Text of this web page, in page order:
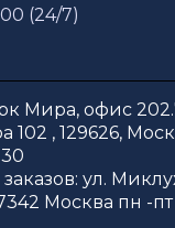
(24/7)
Мира, офис
102 , 129626,
ул.
Москва пн -